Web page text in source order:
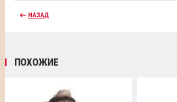
НАЗАД
ПОХОЖИЕ